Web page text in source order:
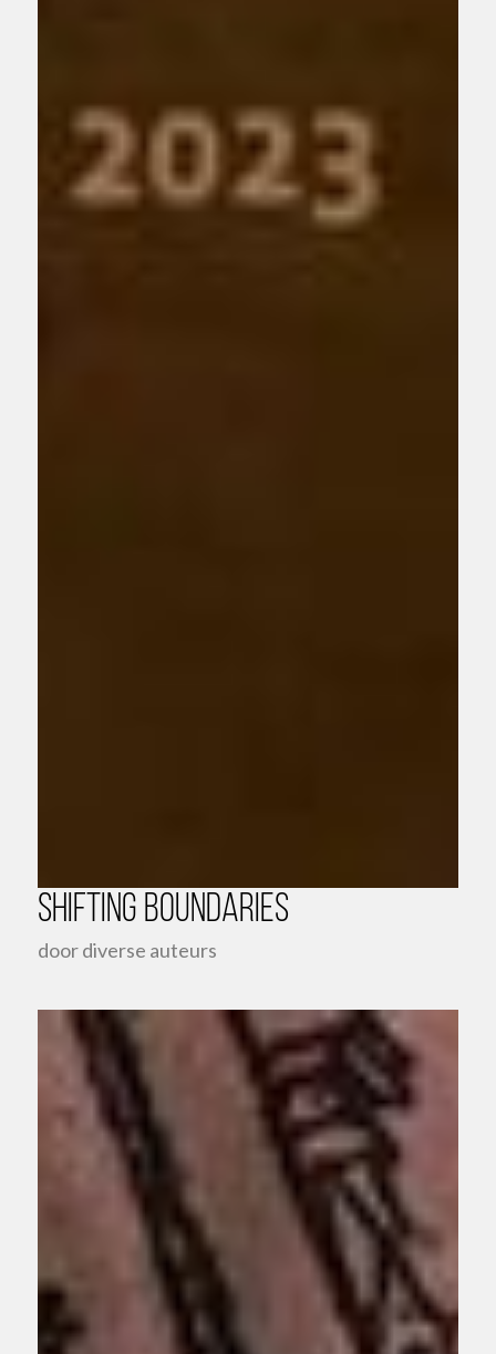
Shifting Boundaries
door diverse auteurs